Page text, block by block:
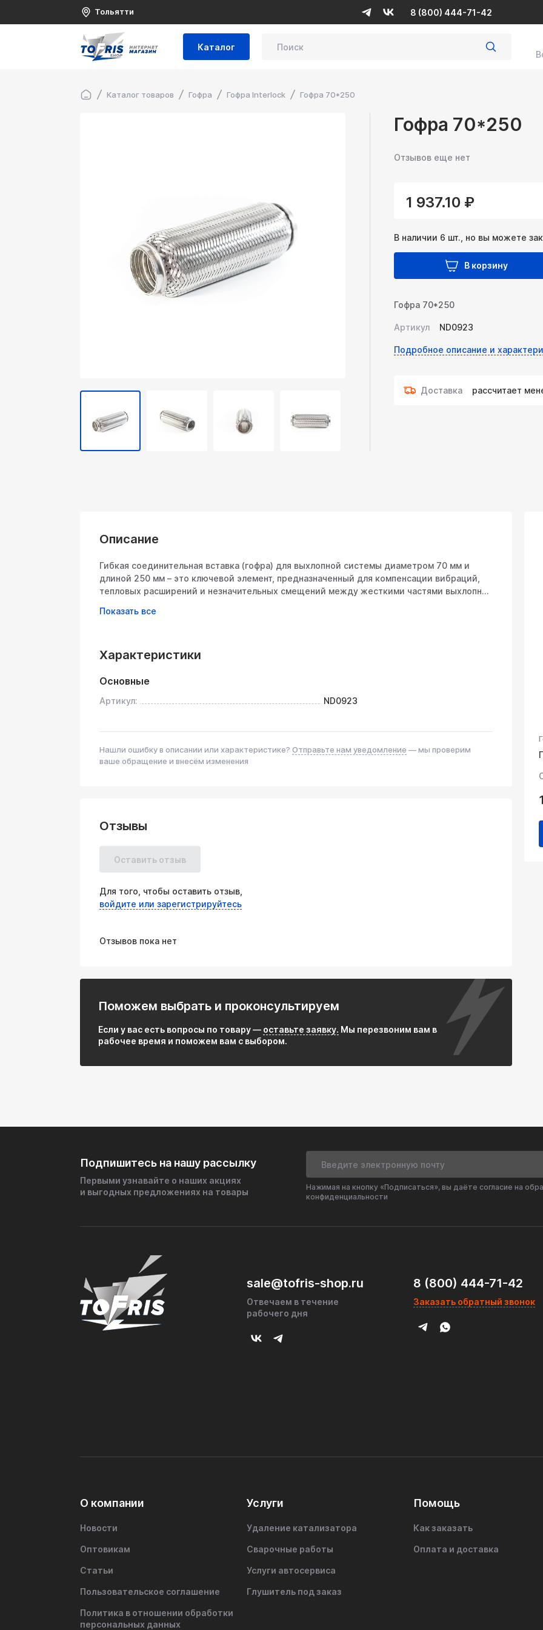
Тольятти 8 (800) 444-71-42
Каталог
Каталог товаров Гофра Гофра Interlock Гофра 70*250
Гофра 70*250
Отзывов еще нет
1 937.10 ₽
В наличии 6 шт., но вы можете
В корзину
Гофра 70*250
Артикул ND0923
Подробное описание и
Доставка рассчитает
Описание
Гибкая соединительная вставка (гофра) для выхлопной системы диаметром 70 мм и
длиной 250 мм – это ключевой элемент, предназначенный для компенсации вибраций,
тепловых расширений и незначительных смещений между жесткими частями выхлопной
глушителем). Она гарантирует герметичность системы, снижает нагрузку на крепления и
соединения.
Технические характеристики:
Геометрические размеры:
Наружный диаметр: Приблизительно 80-85 мм (зависит от конструкции плетения и
Длина: 250 мм
Преимущества:
Надежная защита выхлопной системы: Предотвращает поломки труб, трещины
коллектора/катализатора и отрыв глушителя из-за вибраций и тепловых деформаций.
Термостойкость: Рассчитана на экстремально высокие температуры выхлопных газов
Повышение комфорта: Эффективно гасит вибрации и дребезг, передаваемые от
двигателя через выхлопную систему на кузов автомобиля.
условиях.
Универсальность монтажа: Стандартный диаметр 70 мм и длина 250 мм делают вставку
подходящей для широкого спектра легковых автомобилей и мотоциклов.
Отсутствие обслуживания: После правильной установки не требует дополнительного
внимания в течение всего срока службы.
Соотношение цена/качество: Предоставляет надежное решение для защиты более
Характеристики
Основные
Артикул: ND0923
Нашли ошибку в описании или характеристике? Отправьте нам уведомление — мы проверим
ваше обращение и внесём изменения
Отзывы
Оставить отзыв
Для того, чтобы оставить отзыв,
войдите или зарегистрируйтесь
Отзывов пока нет
Поможем выбрать и проконсультируем
Если у вас есть вопросы по товару — оставьте заявку. Мы перезвоним вам в
рабочее время и поможем вам с выбором.
Подпишитесь на нашу рассылку
Первыми узнавайте о наших акциях
и выгодных предложениях на товары
Нажимая на кнопку «Подписаться», вы даёте согласие на
конфиденциальности
sale@tofris-shop.ru
Отвечаем в течение
рабочего дня
8 (800) 444-71-42
Заказать обратный звонок
О компании
Новости
Оптовикам
Статьи
Пользовательское соглашение
Политика в отношении обработки
персональных данных
Услуги
Удаление катализатора
Сварочные работы
Услуги автосервиса
Глушитель под заказ
Помощь
Как заказать
Оплата и доставка